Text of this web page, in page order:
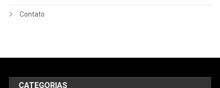
Contato
CATEGORIAS